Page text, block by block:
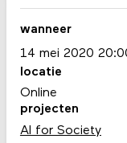
wanneer
14 mei 2020
locatie
Online
projecten
AI for Society